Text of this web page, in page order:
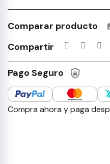
Comparar producto
Compartir
Pago Seguro
Compra ahora y paga